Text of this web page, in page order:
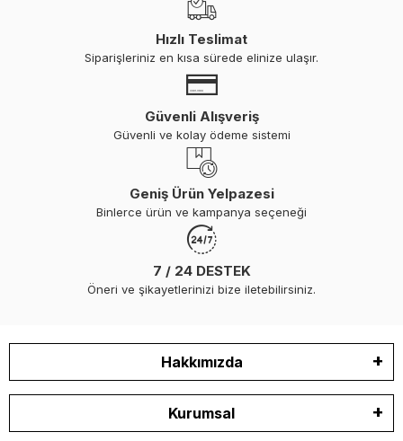
Hızlı Teslimat
Siparişleriniz en kısa sürede elinize ulaşır.
Güvenli Alışveriş
Güvenli ve kolay ödeme sistemi
Geniş Ürün Yelpazesi
Binlerce ürün ve kampanya seçeneği
7 / 24 DESTEK
Öneri ve şikayetlerinizi bize iletebilirsiniz.
Hakkımızda
Kurumsal